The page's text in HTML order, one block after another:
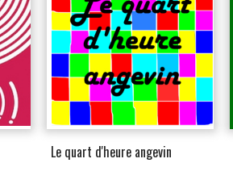
Le quart d'heure angevin